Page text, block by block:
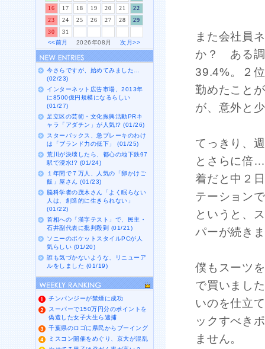
また会社員
か？ ある調
39.4%。２
勤めたこと
が、意外と
てっきり、
とさらに倍
着だと中２
テーション
というと、
パーが続き
僕もスーツ
で買いまし
いのを仕立
ックすべき
ません。
16
17 18 19 20 21
22
23
24 25 26 27 28
29
30
31
<<前月
2026年08月次月>>
今さらですが、始めてみました…
(02/23)
インターネット広告市場、2013年
に8500億円規模になるらしい
(01/27)
足立区の芸術・文化振興活動PRキ
ャラ「アダチン」が人気!? (01/26)
スターバックス、急ブレーキのわけ
は「ブランド力の低下」 (01/25)
荒川が決壊したら、都心の地下鉄97
駅で浸水!? (01/24)
１年間で７万人、人気の「卵かけご
飯」屋さん (01/23)
脳科学者の茂木さん「よく眠らない
人は、創造的に生きられない」
(01/22)
首相への「漢字テスト」で、民主・
石井副代表に批判殺到 (01/21)
ソニーのポケットスタイルPCが人
気らしい (01/20)
誰も気づかないような、リニューア
ルをしました (01/19)
チンパンジーが禁煙に成功
スーパーで150万円分のポイントを
偽造した女子大生ら逮捕
千葉県のロゴに県民からブーイング
ミスコン開催をめぐり、京大が混乱